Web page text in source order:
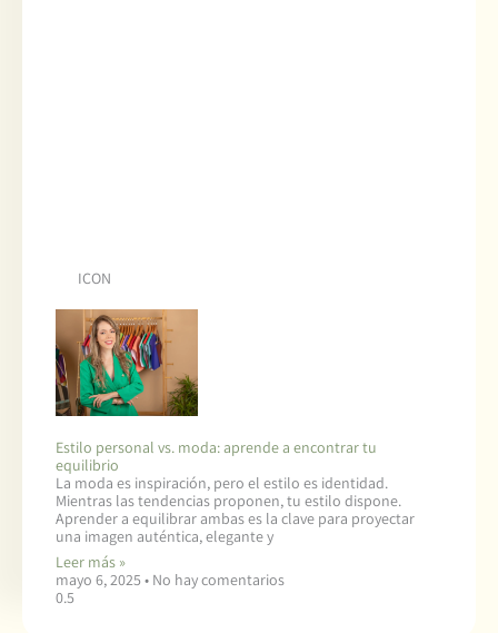
ICON
Estilo personal vs. moda: aprende a encontrar tu
equilibrio
La moda es inspiración, pero el estilo es identidad.
Mientras las tendencias proponen, tu estilo dispone.
Aprender a equilibrar ambas es la clave para proyectar
una imagen auténtica, elegante y
Leer más »
mayo 6, 2025
No hay comentarios